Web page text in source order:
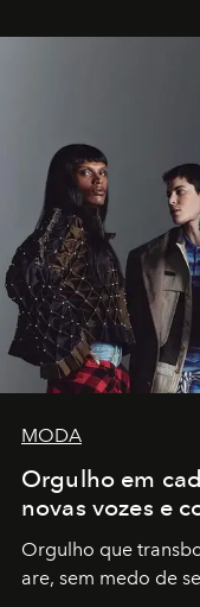
MODA
Orgulho em
novas vozes e
Orgulho que
are, sem medo de